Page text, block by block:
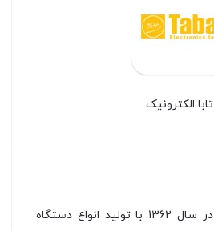
تابا الکترونیک
شرکت تابا الکترونیک در سال 1362 با تولید انواع دستگاه